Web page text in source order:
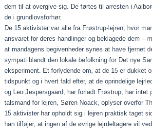
dem til at overgive sig. De førtes til arresten i
de i grundlovsforhør.
De 15 aktivister var alle fra Frøstrup-lejren, hvor
ansvaret for deres handlinger og beklagede dem –
at mandagens begivenheder synes at have fjernet
sympati blandt den lokale befolkning for Det nye
eksperiment. Et forlydende om, at de 15 er dukket
tidspunkt og i hvert fald efter, at de oprindelige
og Leo Jespersgaard, har forladt Frøstrup, har intet
talsmand for lejren, Søren Noack, oplyser overfor
15 aktivister har opholdt sig i lejren praktisk taget
han tilføjer, at ingen af de øvrige lejrdeltagere vil